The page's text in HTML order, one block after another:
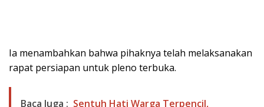
Ia menambahkan bahwa pihaknya telah melaksanakan
rapat persiapan untuk pleno terbuka.
Baca Juga : Sentuh Hati Warga Terpencil,